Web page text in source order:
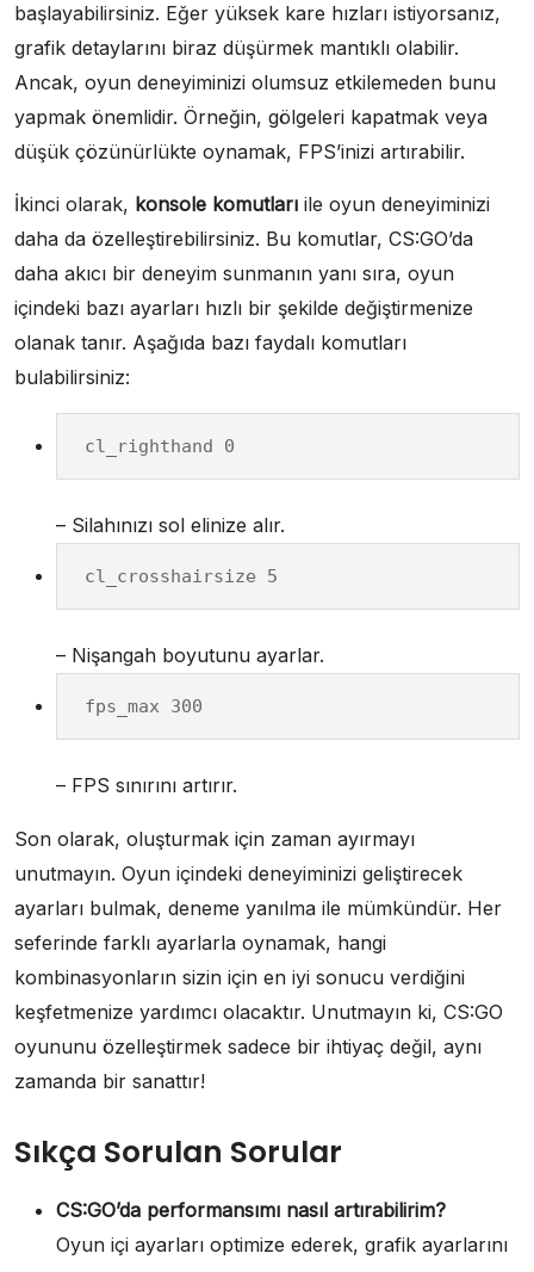
başlayabilirsiniz. Eğer yüksek kare hızları istiyorsanız,
grafik detaylarını biraz düşürmek mantıklı olabilir.
Ancak, oyun deneyiminizi olumsuz etkilemeden bunu
yapmak önemlidir. Örneğin, gölgeleri kapatmak veya
düşük çözünürlükte oynamak, FPS’inizi artırabilir.
İkinci olarak, konsole komutları ile oyun deneyiminizi
daha da özelleştirebilirsiniz. Bu komutlar, CS:GO’da
daha akıcı bir deneyim sunmanın yanı sıra, oyun
içindeki bazı ayarları hızlı bir şekilde değiştirmenize
olanak tanır. Aşağıda bazı faydalı komutları
bulabilirsiniz:
cl_righthand 0
– Silahınızı sol elinize alır.
cl_crosshairsize 5
– Nişangah boyutunu ayarlar.
fps_max 300
– FPS sınırını artırır.
Son olarak, oluşturmak için zaman ayırmayı
unutmayın. Oyun içindeki deneyiminizi geliştirecek
ayarları bulmak, deneme yanılma ile mümkündür. Her
seferinde farklı ayarlarla oynamak, hangi
kombinasyonların sizin için en iyi sonucu verdiğini
keşfetmenize yardımcı olacaktır. Unutmayın ki, CS:GO
oyununu özelleştirmek sadece bir ihtiyaç değil, aynı
zamanda bir sanattır!
Sıkça Sorulan Sorular
CS:GO’da performansımı nasıl artırabilirim?
Oyun içi ayarları optimize ederek, grafik ayarlarını